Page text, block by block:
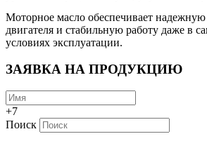
Моторное масло обеспечивает
двигателя и стабильную работу даже в
условиях эксплуатации.
ЗАЯВКА НА ПРОДУКЦИЮ
+7
Поиск